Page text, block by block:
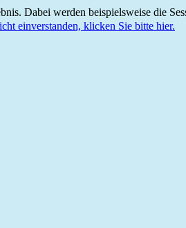
Dabei werden beispielsweise die
einverstanden, klicken Sie bitte hier.